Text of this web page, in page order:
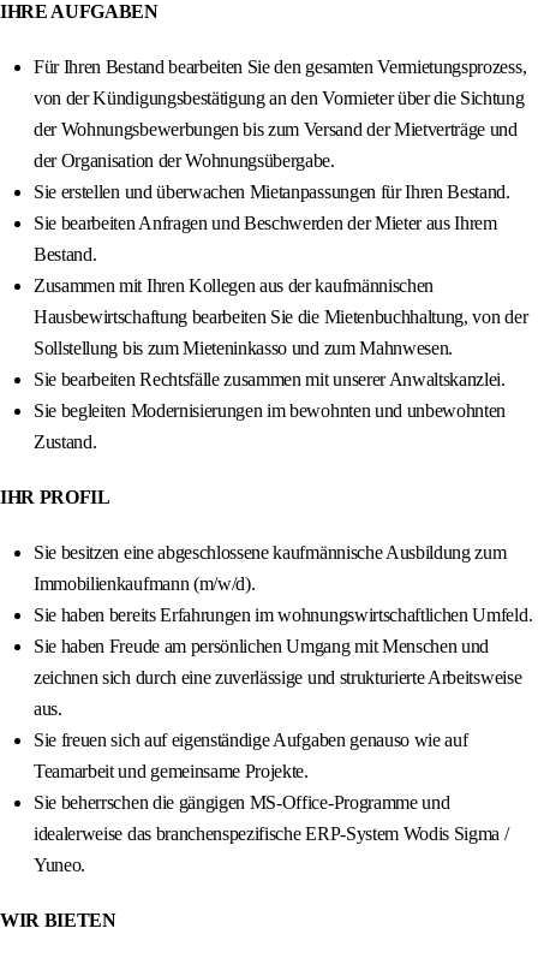
IHRE AUFGABEN
Für Ihren Bestand bearbeiten Sie den gesamten Vermietungsprozess,
von der Kündigungsbestätigung an den Vormieter über die Sichtung
der Wohnungsbewerbungen bis zum Versand der Mietverträge und
der Organisation der Wohnungsübergabe.
Sie erstellen und überwachen Mietanpassungen für Ihren Bestand.
Sie bearbeiten Anfragen und Beschwerden der Mieter aus Ihrem
Bestand.
Zusammen mit Ihren Kollegen aus der kaufmännischen
Hausbewirtschaftung bearbeiten Sie die Mietenbuchhaltung, von der
Sollstellung bis zum Mieteninkasso und zum Mahnwesen.
Sie bearbeiten Rechtsfälle zusammen mit unserer Anwaltskanzlei.
Sie begleiten Modernisierungen im bewohnten und unbewohnten
Zustand.
IHR PROFIL
Sie besitzen eine abgeschlossene kaufmännische Ausbildung zum
Immobilienkaufmann (m/w/d).
Sie haben bereits Erfahrungen im wohnungswirtschaftlichen Umfeld.
Sie haben Freude am persönlichen Umgang mit Menschen und
zeichnen sich durch eine zuverlässige und strukturierte Arbeitsweise
aus.
Sie freuen sich auf eigenständige Aufgaben genauso wie auf
Teamarbeit und gemeinsame Projekte.
Sie beherrschen die gängigen MS-Office-Programme und
idealerweise das branchenspezifische ERP-System Wodis Sigma /
Yuneo.
WIR BIETEN